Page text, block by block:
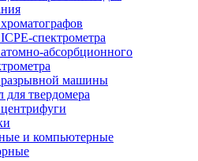
спектрометра
абсорбционного
машины
для твердомера
и компьютерные